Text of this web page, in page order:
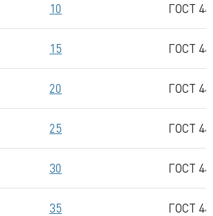
10 ГОСТ
15 ГОСТ
20 ГОСТ
25 ГОСТ
30 ГОСТ
35 ГОСТ